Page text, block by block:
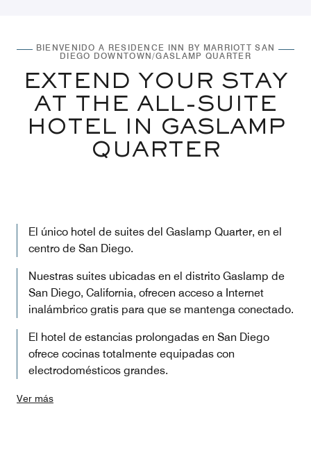
BIENVENIDO A RESIDENCE INN BY MARRIOTT SAN
DIEGO DOWNTOWN/GASLAMP QUARTER
EXTEND YOUR STAY
AT THE ALL-SUITE
HOTEL IN GASLAMP
QUARTER
El único hotel de suites del Gaslamp Quarter, en el
centro de San Diego.
Nuestras suites ubicadas en el distrito Gaslamp de
San Diego, California, ofrecen acceso a Internet
inalámbrico gratis para que se mantenga conectado.
El hotel de estancias prolongadas en San Diego
ofrece cocinas totalmente equipadas con
electrodomésticos grandes.
Ver más